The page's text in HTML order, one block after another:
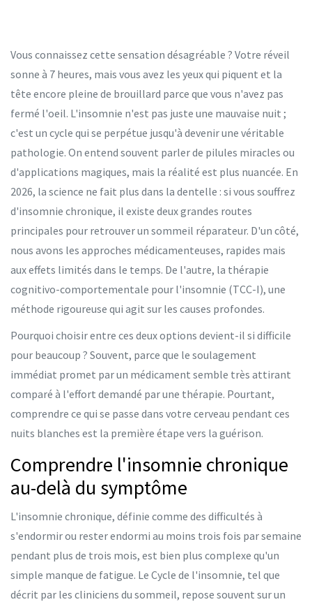
Vous connaissez cette sensation désagréable ? Votre réveil
sonne à 7 heures, mais vous avez les yeux qui piquent et la
tête encore pleine de brouillard parce que vous n'avez pas
fermé l'oeil. L'insomnie n'est pas juste une mauvaise nuit ;
c'est un cycle qui se perpétue jusqu'à devenir une véritable
pathologie. On entend souvent parler de pilules miracles ou
d'applications magiques, mais la réalité est plus nuancée. En
2026, la science ne fait plus dans la dentelle : si vous souffrez
d'insomnie chronique, il existe deux grandes routes
principales pour retrouver un sommeil réparateur. D'un côté,
nous avons les approches médicamenteuses, rapides mais
aux effets limités dans le temps. De l'autre, la thérapie
cognitivo-comportementale pour l'insomnie (TCC-I), une
méthode rigoureuse qui agit sur les causes profondes.
Pourquoi choisir entre ces deux options devient-il si difficile
pour beaucoup ? Souvent, parce que le soulagement
immédiat promet par un médicament semble très attirant
comparé à l'effort demandé par une thérapie. Pourtant,
comprendre ce qui se passe dans votre cerveau pendant ces
nuits blanches est la première étape vers la guérison.
Comprendre l'insomnie chronique
au-delà du symptôme
L'insomnie chronique, définie comme des difficultés à
s'endormir ou rester endormi au moins trois fois par semaine
pendant plus de trois mois, est bien plus complexe qu'un
simple manque de fatigue. Le Cycle de l'insomnie, tel que
décrit par les cliniciens du sommeil, repose souvent sur un